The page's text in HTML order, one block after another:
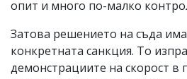
опит и много по-малко
Затова решението на съда
конкретната санкция. То
демонстрациите на скорост в